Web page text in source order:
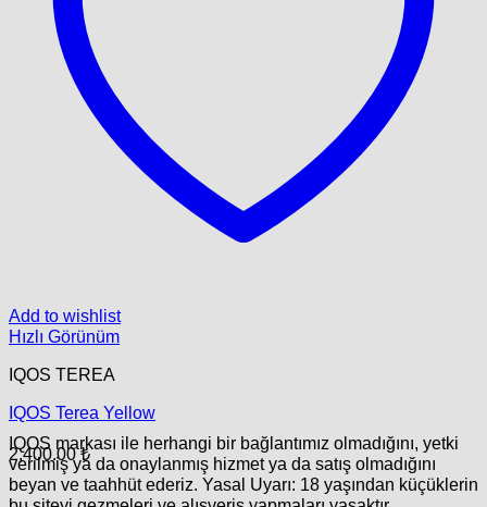
Add to wishlist
Hızlı Görünüm
IQOS TEREA
IQOS Terea Yellow
2,400.00₺
IQOS markası ile herhangi bir bağlantımız olmadığını, yetki
verilmiş ya da onaylanmış hizmet ya da satış olmadığını
beyan ve taahhüt ederiz. Yasal Uyarı: 18 yaşından küçüklerin